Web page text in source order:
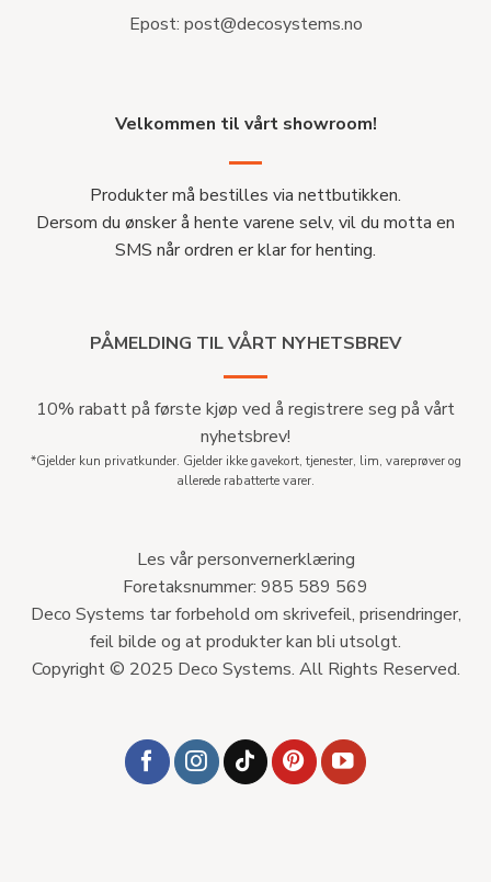
Epost: post@decosystems.no
Velkommen til vårt showroom!
Produkter må bestilles via nettbutikken.
Dersom du ønsker å hente varene selv, vil du motta en
SMS når ordren er klar for henting.
PÅMELDING TIL VÅRT NYHETSBREV
10% rabatt på første kjøp ved å registrere seg på vårt
nyhetsbrev!
*Gjelder kun privatkunder. Gjelder ikke gavekort, tjenester, lim, vareprøver og
allerede rabatterte varer.
Les vår personvernerklæring
Foretaksnummer: 985 589 569
Deco Systems tar forbehold om skrivefeil, prisendringer,
feil bilde og at produkter kan bli utsolgt.
Copyright © 2025 Deco Systems. All Rights Reserved.